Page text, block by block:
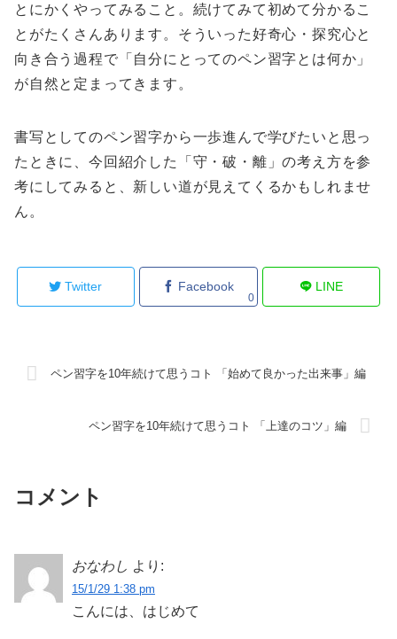
とにかくやってみること。続けてみて初めて分かるこ
とがたくさんあります。そういった好奇心・探究心と
向き合う過程で「自分にとってのペン習字とは何か」
が自然と定まってきます。
書写としてのペン習字から一歩進んで学びたいと思っ
たときに、今回紹介した「守・破・離」の考え方を参
考にしてみると、新しい道が見えてくるかもしれませ
ん。
Twitter Facebook
0
LINE
ペン習字を10年続けて思うコト 「始めて良かった出来事」編
ペン習字を10年続けて思うコト 「上達のコツ」編
コメント
おなわし より:
15/1/29 1:38 pm
こんには、はじめて